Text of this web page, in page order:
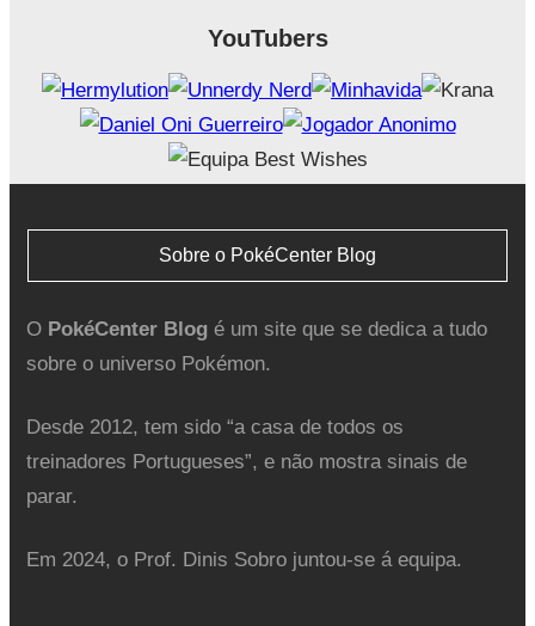
YouTubers
Sobre o PokéCenter Blog
O PokéCenter Blogé um site que se dedica a tudo
sobre o universo Pokémon.
Desde 2012, tem sido “a casa de todos os
treinadores Portugueses”, e não mostra sinais de
parar.
Em 2024, o Prof. Dinis Sobro juntou-se á equipa.